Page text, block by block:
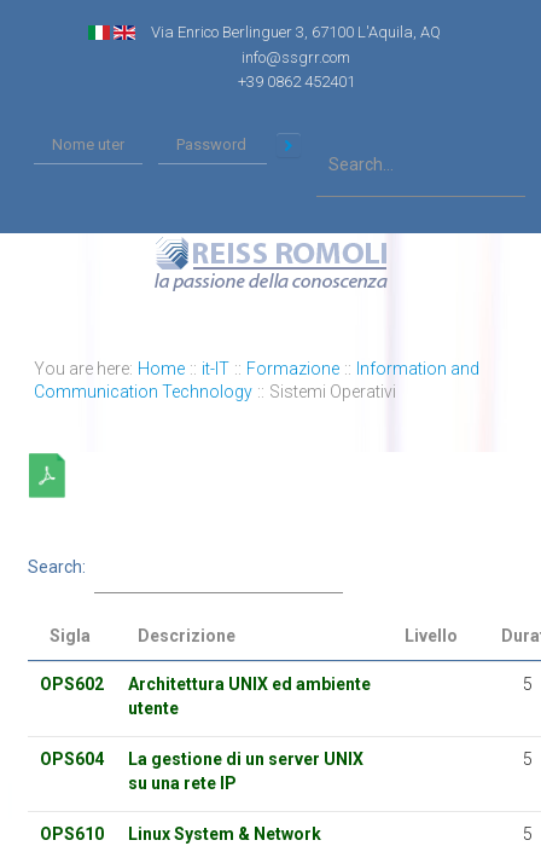
Via Enrico Berlinguer 3, 67100 L'Aquila, AQ
info@ssgrr.com
+39 0862 452401
You are here: Home :: it-IT :: Formazione :: Information and
Communication Technology :: Sistemi Operativi
Search:
Sigla Descrizione Livello
OPS602
Architettura UNIX ed ambiente
utente
5
OPS604
La gestione di un server UNIX
su una rete IP
5
OPS610
Linux System & Network
5